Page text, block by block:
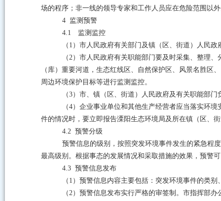
场的程序；非一线的领导专家和工作人员应在危险范围以
4 监测预警
4.1 监测监控
（ 1 ）市人民政府有关部门及镇（区、街道）人民
（2）市人民政府有关职能部门要及时采集、整理
（库）重要河道，生态红线区、自然保护区、风景名胜
周边环境保护目标等进行监测监控。
（3）市、镇（区、街道）人民政府及有关职能部
（4）企业事业单位和其他生产经营者应当落实环
件的情况时，要立即报告溧阳生态环境局及所在镇（区、
4.2 预警分级
预警信息的级别，按照突发环境事件发生的紧急程
最高级别。根据事态的发展情况和采取措施的效果，预警
4.3 预警信息发布
（ 1 ）预警信息内容主要包括：突发环境事件的类
（2）预警信息发布实行严格的审签制。市指挥部